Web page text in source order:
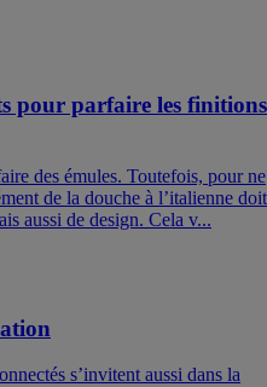
pour parfaire les finitions
des émules. Toutefois, pour ne
de la douche à l’italienne doit
aussi de design. Cela v...
s’invitent aussi dans la